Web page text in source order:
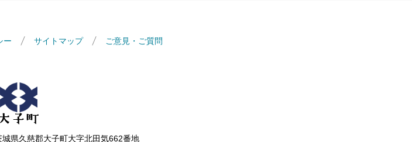
ー サイトマップ ご意見・ご質問
県久慈郡大子町大字北田気662番地